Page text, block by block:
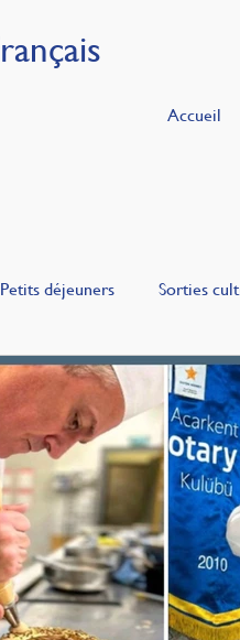
Accueil
Petits déjeuners Sorties
Les Français en Turquie